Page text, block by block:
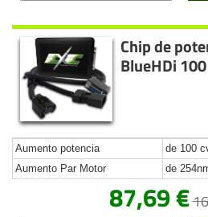
Chip de
BlueHDi
Aumento potencia de 100
Aumento Par Motor
de
87,69 €